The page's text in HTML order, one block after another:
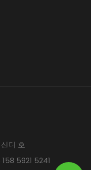
디 호
5921 5241